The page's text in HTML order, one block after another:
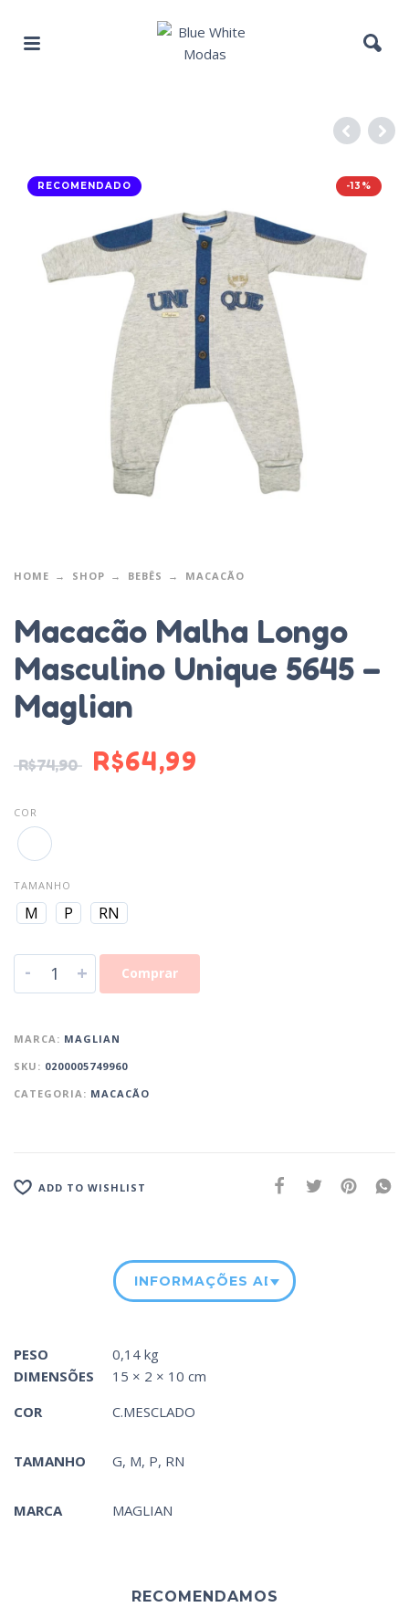
-13%
RECOMENDADO
HOME SHOP BEBÊS MACACÃO
Macacão Malha Longo
Masculino Unique 5645 –
Maglian
R$74,90 R$64,99
COR
TAMANHO
M P RN
- + Comprar
MARCA: MAGLIAN
SKU: 0200005749960
CATEGORIA: MACACÃO
ADD TO WISHLIST
INFORMAÇÕES ADICIONAIS
PESO
0,14 kg
DIMENSÕES
15 × 2 × 10 cm
COR
C.MESCLADO
TAMANHO G, M, P, RN
MARCA MAGLIAN
RECOMENDAMOS